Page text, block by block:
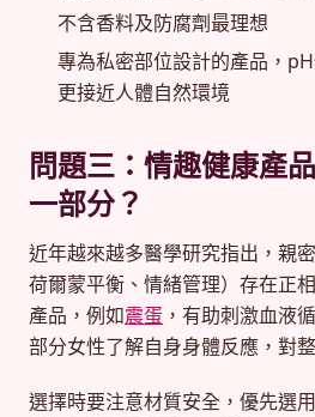
不含香料及防腐劑最理想
專為私密部位設計的產品，
更接近人體自然環境
問題三：情趣健康產
一部分？
近年越來越多醫學研究指出，親
荷爾蒙平衡、情緒管理）存在正
產品，例如震蛋 ，有助刺激血液
部分女性了解自身身體反應，對
選擇時要注意材質安全，優先選